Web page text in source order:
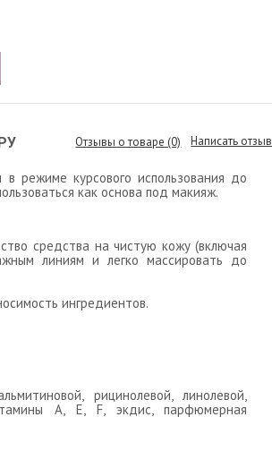
Отзывы о товаре (0) Написать отзыв
режиме курсового использования до
как основа под макияж.
средства на чистую кожу (включая
линиям и легко массировать до
ингредиентов.
рицинолевой, линолевой,
А, Е, F, экдис, парфюмерная